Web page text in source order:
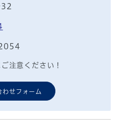
注意ください！
わせフォーム